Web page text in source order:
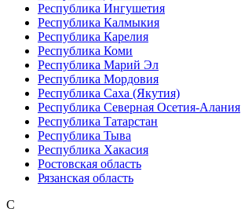
Республика Ингушетия
Республика Калмыкия
Республика Карелия
Республика Коми
Республика Марий Эл
Республика Мордовия
Республика Саха (Якутия)
Республика Северная Осетия-Алания
Республика Татарстан
Республика Тыва
Республика Хакасия
Ростовская область
Рязанская область
С